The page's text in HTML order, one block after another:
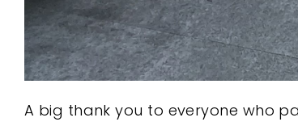
A big thank you to everyone who